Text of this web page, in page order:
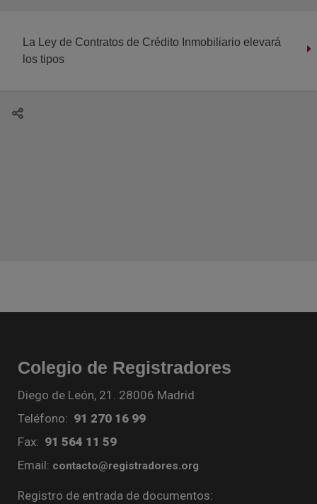
La Ley de Contratos de Crédito Inmobiliario elevará
los tipos
Colegio de Registradores
Diego de León, 21. 28006 Madrid
Teléfono: 91 270 16 99
Fax: 91 564 11 59
Email: contacto@registradores.org
Registro de entrada de documentos: